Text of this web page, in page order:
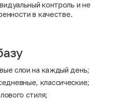
контроль и не
в качестве.
слои на каждый день;
классические;
стиля;